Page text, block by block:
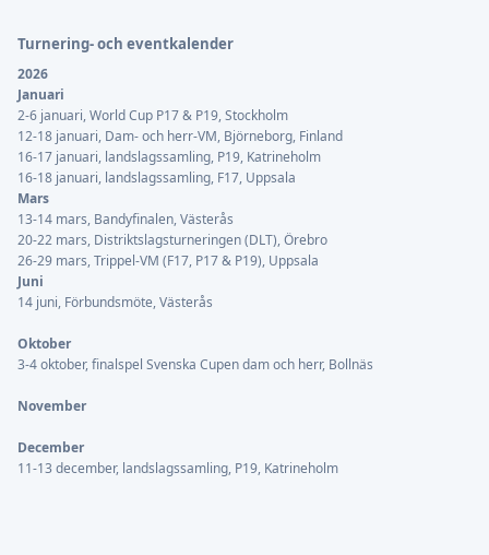
Turnering- och eventkalender
2026
Januari
2-6 januari, World Cup P17 & P19, Stockholm
12-18 januari, Dam- och herr-VM, Björneborg, Finland
16-17 januari, landslagssamling, P19, Katrineholm
16-18 januari, landslagssamling, F17, Uppsala
Mars
13-14 mars, Bandyfinalen, Västerås
20-22 mars, Distriktslagsturneringen (DLT), Örebro
26-29 mars, Trippel-VM (F17, P17 & P19), Uppsala
Juni
14 juni, Förbundsmöte, Västerås
Oktober
3-4 oktober, finalspel Svenska Cupen dam och herr, Bollnäs
November
December
11-13 december, landslagssamling, P19, Katrineholm